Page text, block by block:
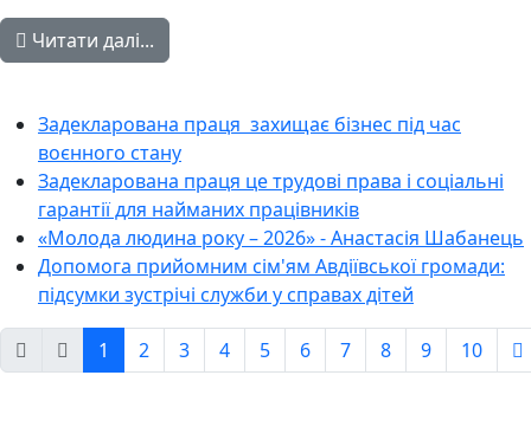
Читати далі...
Задекларована праця захищає бізнес під час
воєнного стану
Задекларована праця це трудові права і соціальні
гарантії для найманих працівників
«Молода людина року – 2026» - Анастасія Шабанець
Допомога прийомним сім'ям Авдіївської громади:
підсумки зустрічі служби у справах дітей
Сторінка 1 із 1040
1 2 3 4 5 6 7 8 9 10